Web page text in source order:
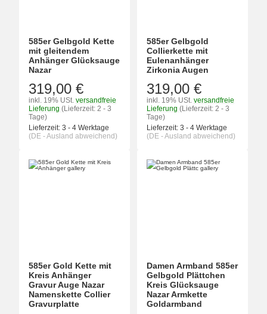
585er Gelbgold Kette
mit gleitendem
Anhänger Glücksauge
Nazar
319,00 €
inkl. 19% USt. versandfreie
Lieferung (Lieferzeit: 2 - 3
Tage)
Lieferzeit: 3 - 4 Werktage
(DE - Ausland abweichend)
585er Gelbgold
Collierkette mit
Eulenanhänger
Zirkonia Augen
319,00 €
inkl. 19% USt. versandfreie
Lieferung (Lieferzeit: 2 - 3
Tage)
Lieferzeit: 3 - 4 Werktage
(DE - Ausland abweichend)
585er Gold Kette mit
Kreis Anhänger
Gravur Auge Nazar
Namenskette Collier
Gravurplatte
Damen Armband 585er
Gelbgold Plättchen
Kreis Glücksauge
Nazar Armkette
Goldarmband